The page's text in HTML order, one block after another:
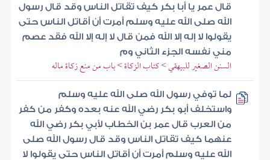
قال عمر يا أبا بكر كيف تقاتل الناس وقد قال رسول
الله صلى الله عليه وسلم أمرت أن أقاتل الناس حتى
يقولوا لا إله إلا الله فمن قال لا إله إلا الله فقد عصم
مني نفسه الجزء الثاني وم
السنن الصغير للبيهقي > كتاب الزكاة > باب من منع زكاة ماله
لما توفي رسول الله صلى الله عليه وسلم
واستخلف أبو بكر رضي الله عنه بعده وكفر من كفر
من العرب قال عمر بن الخطاب لأبي بكر رضي الله
عنهما كيف تقاتل الناس وقد قال رسول الله صلى
الله عليه وسلم أمرت أن أقاتل الناس حتى يقولوا لا